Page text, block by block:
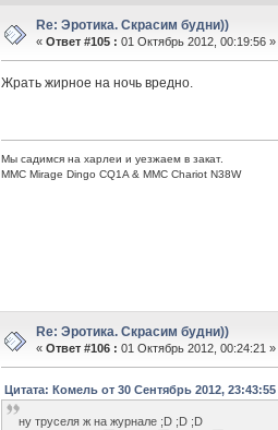
Re: Эротика. Скрасим будни))
« Ответ #105 : 01 Октябрь 2012, 00:19:56 »
Жрать жирное на ночь вредно.
Мы садимся на харлеи и уезжаем в закат.
ММС Mirage Dingo CQ1A & MMC Chariot N38W
Re: Эротика. Скрасим будни))
« Ответ #106 : 01 Октябрь 2012, 00:24:21 »
Цитата: Комель от 30 Сентябрь 2012, 23:43:55
ну труселя ж на журнале ;D ;D ;D